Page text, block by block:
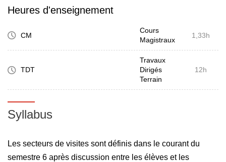
Heures d'enseignement
CM
Cours
Magistraux
1,33h
TDT
Travaux
Dirigés
Terrain
12h
Syllabus
Les secteurs de visites sont définis dans le courant du
semestre 6 après discussion entre les élèves et les